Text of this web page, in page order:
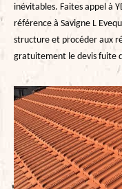
inévitables. Faites appel à
référence à Savigne L
structure et procéder aux
gratuitement le devis fuite